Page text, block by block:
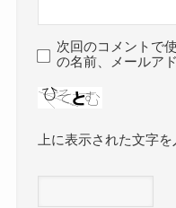
次回のコメントで
の名前、メールア
上に表示された文字